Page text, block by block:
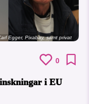
Egger, Pixabay, samt privat
0
i EU